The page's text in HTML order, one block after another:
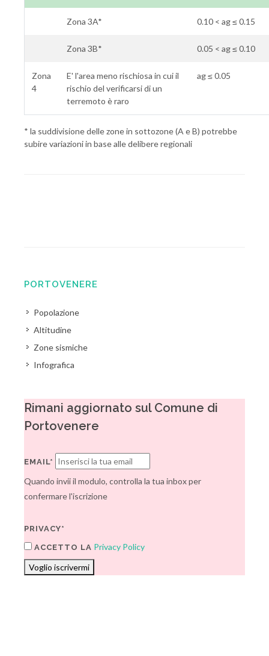
Zona 3A* 0.10 < ag ≤ 0.15
Zona 3B* 0.05 < ag ≤ 0.10
Zona
4
E' l'area meno rischiosa in cui il
rischio del verificarsi di un
terremoto è raro
ag ≤ 0.05
* la suddivisione delle zone in sottozone (A e B) potrebbe
subire variazioni in base alle delibere regionali
PORTOVENERE
Popolazione
Altitudine
Zone sismiche
Infografica
Rimani aggiornato sul Comune di
Portovenere
EMAIL*
Quando invii il modulo, controlla la tua inbox per
confermare l'iscrizione
PRIVACY*
ACCETTO LA Privacy Policy
Voglio iscrivermi